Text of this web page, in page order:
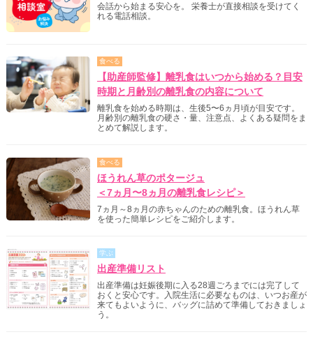
会話から始まる安心を。 栄養士が直接相談を受けてく
れる電話相談。
食べる
【助産師監修】離乳食はいつから始める？目安
時期と月齢別の離乳食の内容について
離乳食を始める時期は、生後5〜6ヵ月頃が目安です。
月齢別の離乳食の硬さ・量、注意点、よくある疑問をま
とめて解説します。
食べる
ほうれん草のポタージュ
＜7ヵ月〜8ヵ月の離乳食レシピ＞
7ヵ月～8ヵ月の赤ちゃんのための離乳食。ほうれん草
を使った簡単レシピをご紹介します。
学ぶ
出産準備リスト
出産準備は妊娠後期に入る28週ごろまでには完了して
おくと安心です。入院生活に必要なものは、いつお産が
来てもよいように、バッグに詰めて準備しておきましょ
う。